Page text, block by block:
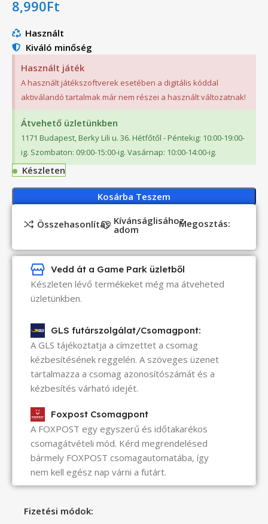
8,990Ft
Használt
Kiváló minőség
Használt játék
A használt játékszoftverek esetében a digitális kóddal
aktiválandó tartalmak már nem részei a használt változatnak!
Átvehető üzletünkben
1171 Budapest, Berky Lili u. 36. Hétfőtől - Péntekig: 10:00-19:00-
ig. Szombaton: 09:00-15:00-ig. Vasárnap: 10:00-14:00-ig.
Készleten
Kosárba Teszem
Összehasonlítás Kívánságlisához
adom Megosztás:
Vedd át a Game Park üzletből
Készleten lévő termékeket még ma átveheted
üzletünkben.
GLS futárszolgálat/Csomagpont:
A GLS tájékoztatja a címzettet a csomag
kézbesítésének reggelén. A szöveges üzenet
tartalmazza a csomag azonosítószámát és a
kézbesítés várható idejét.
Foxpost Csomagpont
A FOXPOST egy egyszerű és időtakarékos
csomagátvételi mód. Kérd megrendelésed
bármely FOXPOST csomagautomatába, így
nem kell egész nap várni a futárt.
Fizetési módok: